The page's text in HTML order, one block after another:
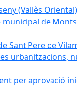
(Vallès
municipal de
Sant Pere de
urbanitzacions,
per aprovació